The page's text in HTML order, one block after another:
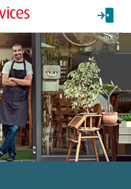
alla selezione delle